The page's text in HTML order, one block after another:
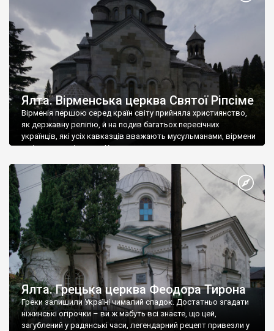
Ялта. Вірменська церква Святої Ріпсіме
Вірменія першою серед країн світу прийняла християнство,
як державну релігію, й на подив багатьох пересічних
українців, які усіх кавказців вважають мусульманами, вірмени
є відданими вірянами Христа
Ялта. Грецька церква Феодора Тирона
Греки залишили Україні чималий спадок. Достатньо згадати
ніжинські огірочки – ви ж мабуть всі знаєте, що цей,
загублений у радянські часи, легендарний рецепт привезли у